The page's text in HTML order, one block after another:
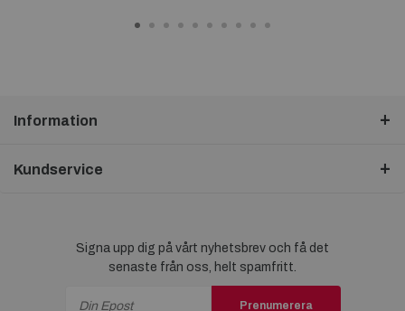
Information
Kundservice
Signa upp dig på vårt nyhetsbrev och få det
senaste från oss, helt spamfritt.
Prenumerera